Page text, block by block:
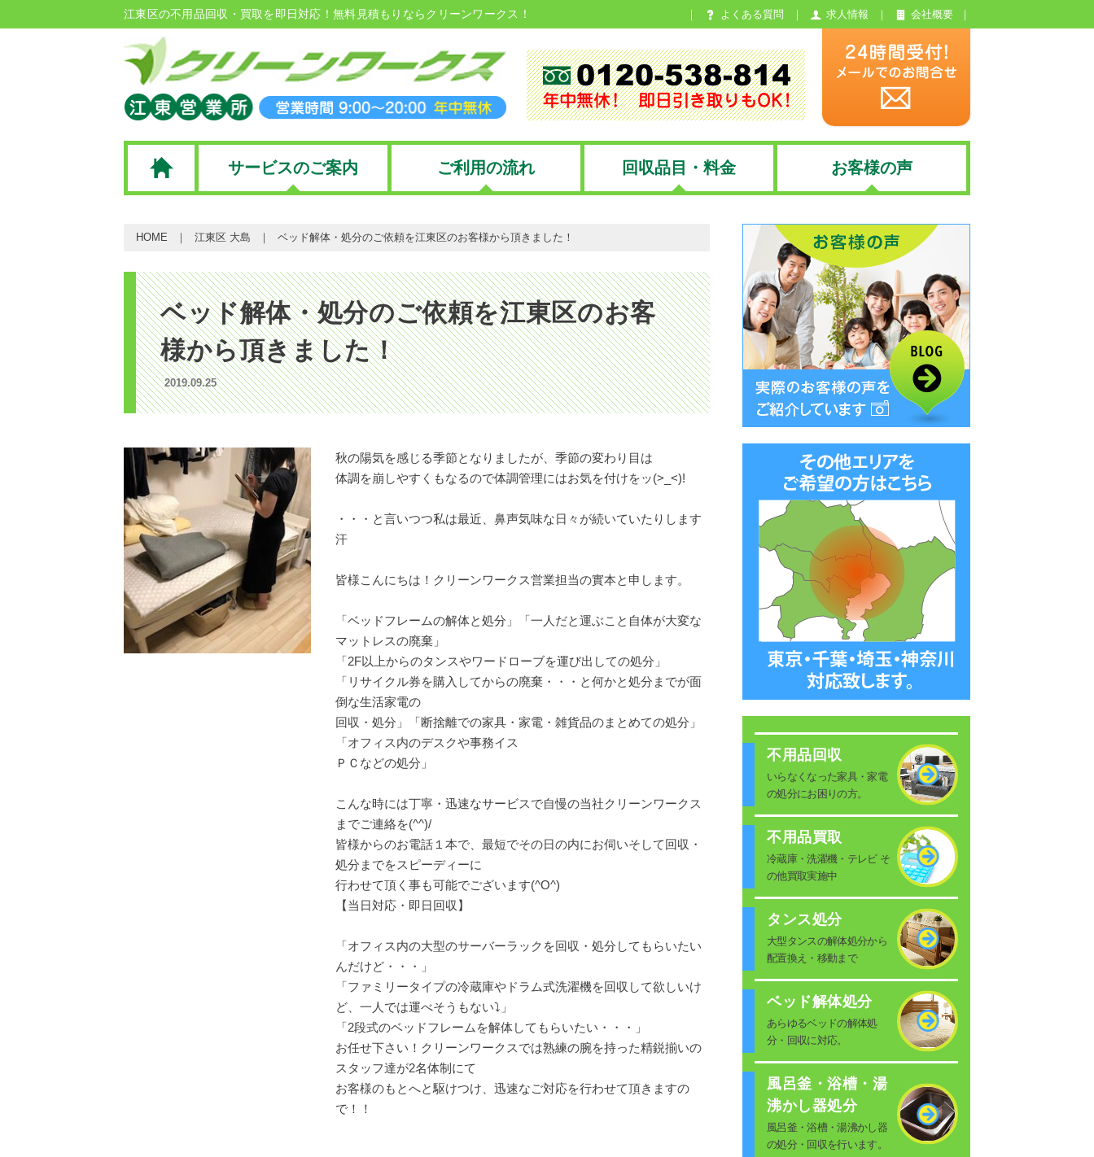
江東区の不用品回収・買取を即日対応！無料見積もりならクリーンワークス！ よくある質問 求人情報 会社概要
サービスのご案内 ご利用の流れ 回収品目・料金 お客様の声
HOME 江東区 大島 ベッド解体・処分のご依頼を江東区のお客様から頂きました！
ベッド解体・処分のご依頼を江東区のお客
様から頂きました！
2019.09.25
秋の陽気を感じる季節となりましたが、季節の変わり目は
体調を崩しやすくもなるので体調管理にはお気を付けをッ(>_<)!
・・・と言いつつ私は最近、鼻声気味な日々が続いていたりします
汗
皆様こんにちは！クリーンワークス営業担当の實本と申します。
「ベッドフレームの解体と処分」「一人だと運ぶこと自体が大変な
マットレスの廃棄」
「2F以上からのタンスやワードローブを運び出しての処分」
「リサイクル券を購入してからの廃棄・・・と何かと処分までが面
倒な生活家電の
回収・処分」「断捨離での家具・家電・雑貨品のまとめての処分」
「オフィス内のデスクや事務イス
ＰＣなどの処分」
こんな時には丁寧・迅速なサービスで自慢の当社クリーンワークス
までご連絡を(^^)/
皆様からのお電話１本で、最短でその日の内にお伺いそして回収・
処分までをスピーディーに
行わせて頂く事も可能でございます(^O^)
【当日対応・即日回収】
「オフィス内の大型のサーバーラックを回収・処分してもらいたい
んだけど・・・」
「ファミリータイプの冷蔵庫やドラム式洗濯機を回収して欲しいけ
ど、一人では運べそうもない⤵」
「2段式のベッドフレームを解体してもらいたい・・・」
お任せ下さい！クリーンワークスでは熟練の腕を持った精鋭揃いの
スタッフ達が2名体制にて
お客様のもとへと駆けつけ、迅速なご対応を行わせて頂きますの
で！！
不用品回収
いらなくなった家具・家電
の処分にお困りの方。
不用品買取
冷蔵庫・洗濯機・テレビ そ
の他買取実施中
タンス処分
大型タンスの解体処分から
配置換え・移動まで
ベッド解体処分
あらゆるベッドの解体処
分・回収に対応。
風呂釜・浴槽・湯
沸かし器処分
風呂釜・浴槽・湯沸かし器
の処分・回収を行います。